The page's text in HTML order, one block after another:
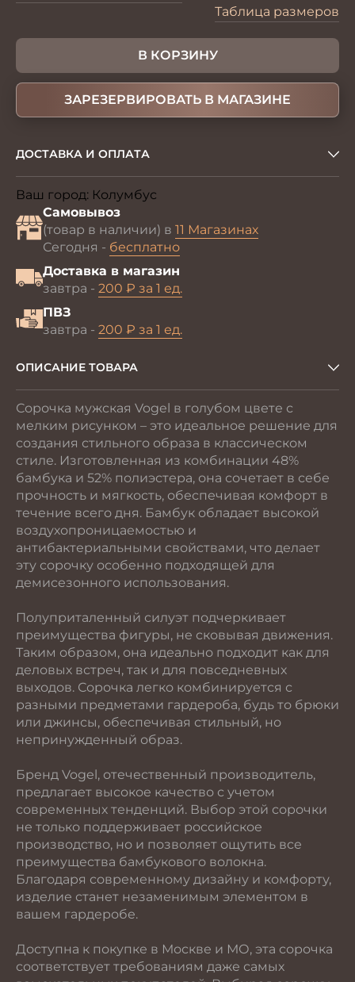
Таблица размеров
В КОРЗИНУ
ЗАРЕЗЕРВИРОВАТЬ В МАГАЗИНЕ
ДОСТАВКА И ОПЛАТА
Ваш город: Колумбус
Самовывоз
(товар в наличии) в 11 Магазинах
Сегодня - бесплатно
Доставка в магазин
завтра - 200 ₽ за 1 ед.
ПВЗ
завтра - 200 ₽ за 1 ед.
ОПИСАНИЕ ТОВАРА
Сорочка мужская Vogel в голубом цвете с
мелким рисунком – это идеальное решение для
создания стильного образа в классическом
стиле. Изготовленная из комбинации 48%
бамбука и 52% полиэстера, она сочетает в себе
прочность и мягкость, обеспечивая комфорт в
течение всего дня. Бамбук обладает высокой
воздухопроницаемостью и
антибактериальными свойствами, что делает
эту сорочку особенно подходящей для
демисезонного использования.
Полуприталенный силуэт подчеркивает
преимущества фигуры, не сковывая движения.
Таким образом, она идеально подходит как для
деловых встреч, так и для повседневных
выходов. Сорочка легко комбинируется с
разными предметами гардероба, будь то брюки
или джинсы, обеспечивая стильный, но
непринужденный образ.
Бренд Vogel, отечественный производитель,
предлагает высокое качество с учетом
современных тенденций. Выбор этой сорочки
не только поддерживает российское
производство, но и позволяет ощутить все
преимущества бамбукового волокна.
Благодаря современному дизайну и комфорту,
изделие станет незаменимым элементом в
вашем гардеробе.
Доступна к покупке в Москве и МО, эта сорочка
соответствует требованиям даже самых